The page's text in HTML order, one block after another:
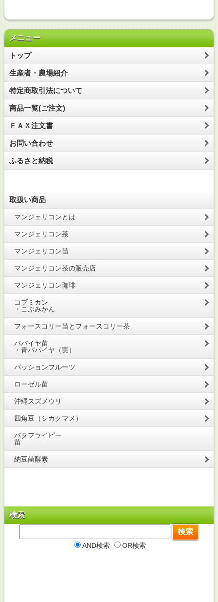
メニュー
トップ
生産者・農場紹介
特定商取引法について
商品一覧(ご注文)
ＦＡＸ注文書
お問い合わせ
ふるさと納税
取扱い商品
マンジェリコンとは
マンジェリコン茶
マンジェリコン苗
マンジェリコン茶の販売店
マンジェリコン珈琲
コブミカン
・こぶみかん
フォースコリー苗とフォースコリー茶
パパイヤ苗
・青パパイヤ（実）
パッションフルーツ
ローゼル苗
沖縄スズメウリ
四角豆（シカクマメ）
バタフライピー
苗
納豆菌酵素
検索
AND検索 OR検索